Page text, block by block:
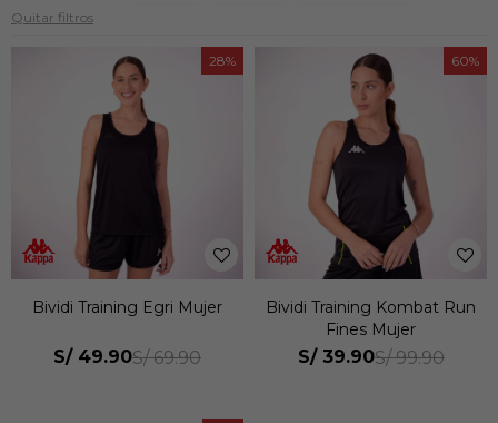
Quitar filtros
28
Bividi Training Egri Mujer
S/ 49.90S/ 69.90
60
Bividi Training Kombat Run
Fines Mujer
S/ 39.90S/ 99.90